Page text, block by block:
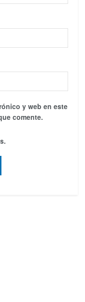
y web en este
comente.